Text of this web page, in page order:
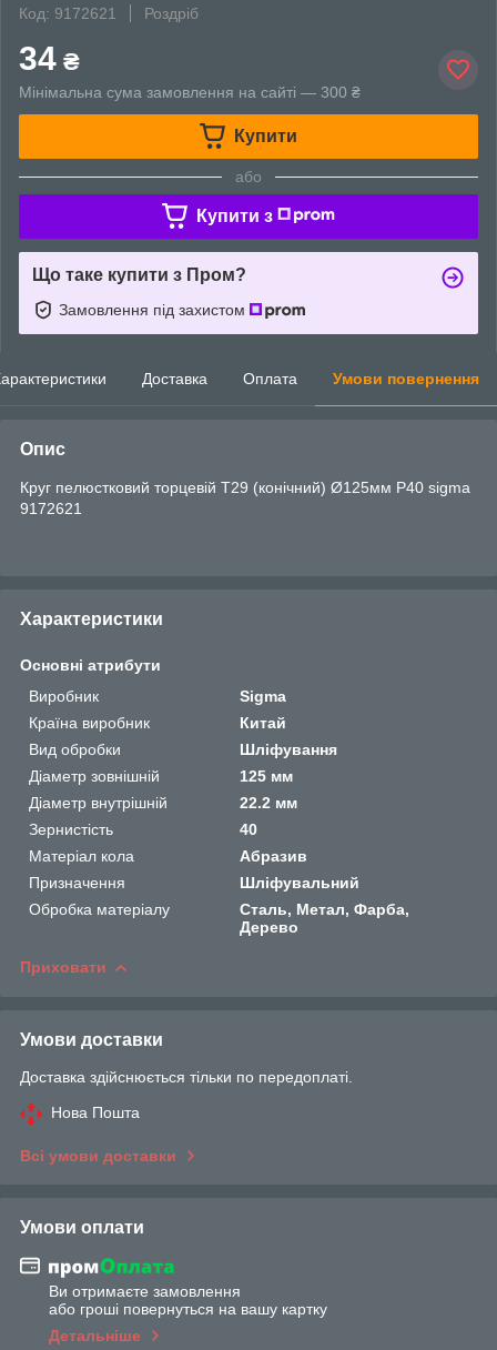
Код: 9172621
Роздріб
34 ₴
Мінімальна сума замовлення на сайті — 300 ₴
Купити
або
Купити з
Що таке купити з Пром?
Замовлення під захистом
Доставка Оплата Умови повернення
Опис
Круг пелюстковий торцевій Т29 (конічний) Ø125мм P40 sigma
9172621
Характеристики
Основні атрибути
Виробник
Sigma
Країна виробник
Китай
Вид обробки
Шліфування
Діаметр зовнішній
125 мм
Діаметр внутрішній
22.2 мм
Зернистість
40
Матеріал кола
Абразив
Призначення
Шліфувальний
Обробка матеріалу
Сталь, Метал, Фарба,
Дерево
Приховати
Умови доставки
Доставка здійснюється тільки по передоплаті.
Нова Пошта
Всі умови доставки
Умови оплати
Ви отримаєте замовлення
або гроші повернуться на вашу картку
Детальніше